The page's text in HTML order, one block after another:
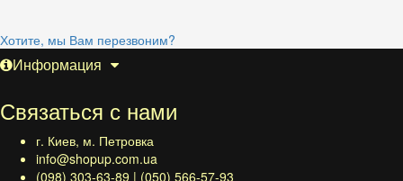
Хотите, мы Вам перезвоним?
Информация
Связаться с нами
г. Киев, м. Петровка
info@shopup.com.ua
(098) 303-63-89 | (050) 566-57-93